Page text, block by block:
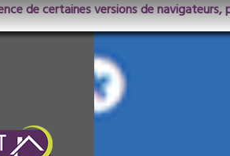
de certaines versions de